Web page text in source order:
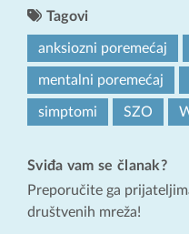
Tagovi
anksiozni poremećaj
mentalni poremećaj
simptomi SZO
Sviđa vam se članak?
Preporučite ga
društvenih mreža!